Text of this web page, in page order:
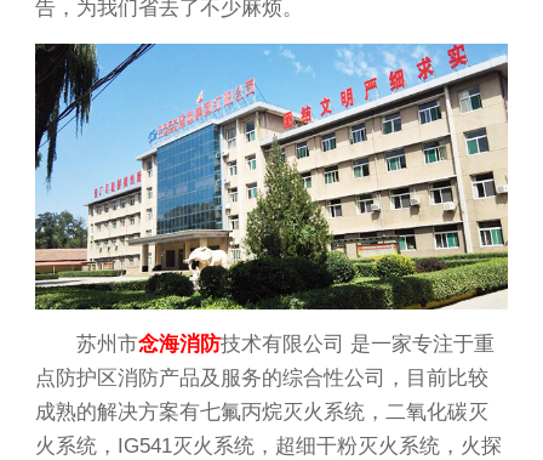
告，为我们省去了不少麻烦。
苏州市念海消防技术有限公司 是一家专注于重
点防护区消防产品及服务的综合性公司，目前比较
成熟的解决方案有七氟丙烷灭火系统，二氧化碳灭
火系统，IG541灭火系统，超细干粉灭火系统，火探